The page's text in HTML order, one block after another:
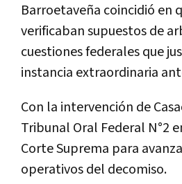
Barroetaveña coincidió en
verificaban supuestos de
cuestiones federales que
instancia extraordinaria
Con la intervención de
Tribunal Oral Federal N°2
Corte Suprema para
operativos del decomiso.